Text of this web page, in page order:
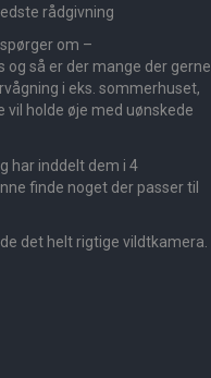
rådgivning
om –
så er der mange der gerne
i eks. sommerhuset,
vil holde øje med uønskede
har inddelt dem i 4
finde noget der passer til
det helt rigtige vildtkamera.